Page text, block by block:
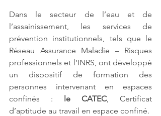
Dans le secteur de l’eau et de
l’assainissement, les services de
prévention institutionnels, tels que le
Réseau Assurance Maladie – Risques
professionnels et l’INRS, ont développé
un dispositif de formation des
personnes intervenant en espaces
confinés : le CATEC, Certificat
d’aptitude au travail en espace confiné.